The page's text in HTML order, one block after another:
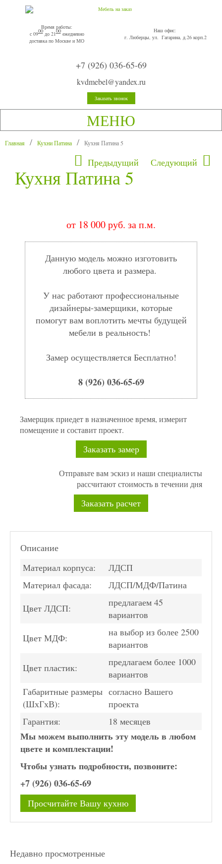
Время работы:
с 0900до 2100ежедневно
доставка по Москве и МО
Наш офис:
г. Люберцы, ул. Гагарина, д.26 корп.2
+7 (926) 036-65-69
kvdmebel@yandex.ru
Заказать звонок
МЕНЮ
Главная Кухни Патина Кухня Патина 5
Предыдущий Следующий
Кухня Патина 5
от 18 000 руб. за п.м.
Данную модель можно изготовить
любого цвета и размера.
У нас работают профессиональные
дизайнеры-замерщики, которые
помогут вам воплотить мечты будущей
мебели в реальность!
Замер осуществляется Бесплатно!
8 (926) 036-65-69
Замерщик приедет в назначенное время, измерит
помещение и составит проект.
Заказать замер
Отправьте вам эскиз и наши специалисты
рассчитают стоимость в течении дня
Заказать расчет
Описание
Материал корпуса:
ЛДСП
Материал фасада:
ЛДСП/МДФ/Патина
Цвет ЛДСП:
предлагаем 45
вариантов
Цвет МДФ:
на выбор из более 2500
вариантов
Цвет пластик:
предлагаем более 1000
вариантов
Габаритные размеры
(ШхГхВ):
согласно Вашего
проекта
Гарантия:
18 месяцев
Мы можем выполнить эту модель в любом
цвете и комплектации!
Чтобы узнать подробности, позвоните:
+7 (926) 036-65-69
Просчитайте Вашу кухню
Недавно просмотренные